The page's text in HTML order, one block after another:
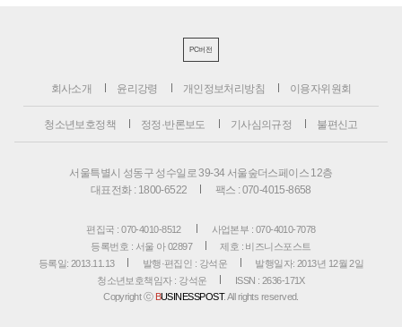
PC버전
회사소개 윤리강령 개인정보처리방침 이용자위원회
청소년보호정책 정정·반론보도 기사심의규정 불편신고
서울특별시 성동구 성수일로 39-34 서울숲더스페이스 12층
대표전화 : 1800-6522
팩스 : 070-4015-8658
편집국 : 070-4010-8512
사업본부 : 070-4010-7078
등록번호 : 서울 아 02897
제호 : 비즈니스포스트
등록일: 2013.11.13
발행·편집인 : 강석운
발행일자: 2013년 12월 2일
청소년보호책임자 : 강석운
ISSN : 2636-171X
Copyright ⓒ BUSINESSPOST. All rights reserved.